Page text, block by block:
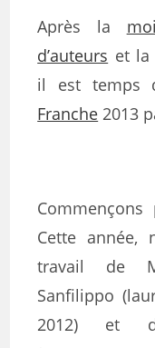
Après la
d’auteurs et la
il est temps
Franche 2013
Cette année,
travail de
Sanfilippo
2012) et